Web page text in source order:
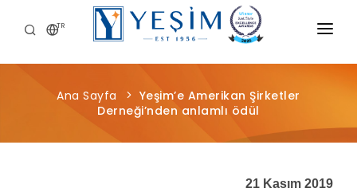
TR
KURUMSAL
ÜRÜNLERIMIZ
ÖNCE İNSAN
Ana Sayfa
Yeşim’e Amerikan Şirketler
Derneği’nden anlamlı ödül
21 Kasım 2019